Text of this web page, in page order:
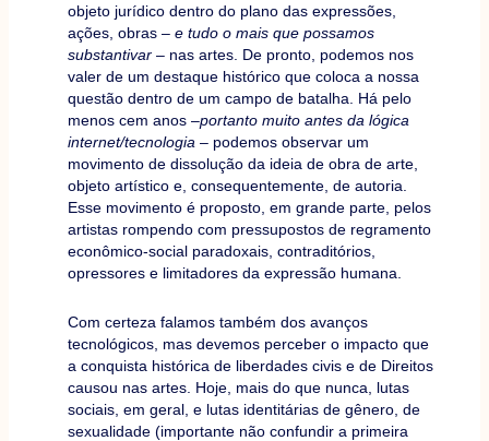
objeto jurídico dentro do plano das expressões,
ações, obras – e tudo o mais que possamos
substantivar– nas artes. De pronto, podemos nos
valer de um destaque histórico que coloca a nossa
questão dentro de um campo de batalha. Há pelo
menos cem anos –portanto muito antes da lógica
internet/tecnologia – podemos observar um
movimento de dissolução da ideia de obra de arte,
objeto artístico e, consequentemente, de autoria.
Esse movimento é proposto, em grande parte, pelos
artistas rompendo com pressupostos de regramento
econômico-social paradoxais, contraditórios,
opressores e limitadores da expressão humana.
Com certeza falamos também dos avanços
tecnológicos, mas devemos perceber o impacto que
a conquista histórica de liberdades civis e de Direitos
causou nas artes. Hoje, mais do que nunca, lutas
sociais, em geral, e lutas identitárias de gênero, de
sexualidade (importante não confundir a primeira